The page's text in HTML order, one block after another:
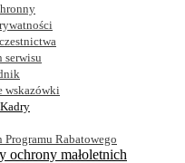
serwisu
wskazówki
Programu Rabatowego
ochrony małoletnich